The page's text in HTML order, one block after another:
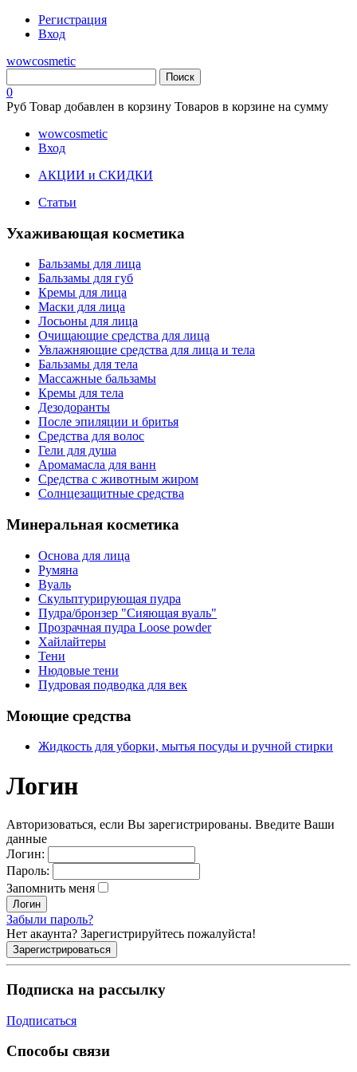
Регистрация
Вход
wowcosmetic
0
Руб Товар добавлен в корзину Товаров в корзине на сумму
wowcosmetic
Вход
АКЦИИ и СКИДКИ
Статьи
Ухаживающая косметика
Бальзамы для лица
Бальзамы для губ
Кремы для лица
Маски для лица
Лосьоны для лица
Очищающие средства для лица
Увлажняющие средства для лица и тела
Бальзамы для тела
Массажные бальзамы
Кремы для тела
Дезодоранты
После эпиляции и бритья
Средства для волос
Гели для душа
Аромамасла для ванн
Средства с животным жиром
Солнцезащитные средства
Минеральная косметика
Основа для лица
Румяна
Вуаль
Скульптурирующая пудра
Пудра/бронзер "Сияющая вуаль"
Прозрачная пудра Loose powder
Хайлайтеры
Тени
Нюдовые тени
Пудровая подводка для век
Моющие средства
Жидкость для уборки, мытья посуды и ручной стирки
Логин
Авторизоваться, если Вы зарегистрированы. Введите Ваши
данные
Логин:
Пароль:
Запомнить меня
Забыли пароль?
Нет акаунта? Зарегистрируйтесь пожалуйста!
Подписка на рассылку
Подписаться
Способы связи